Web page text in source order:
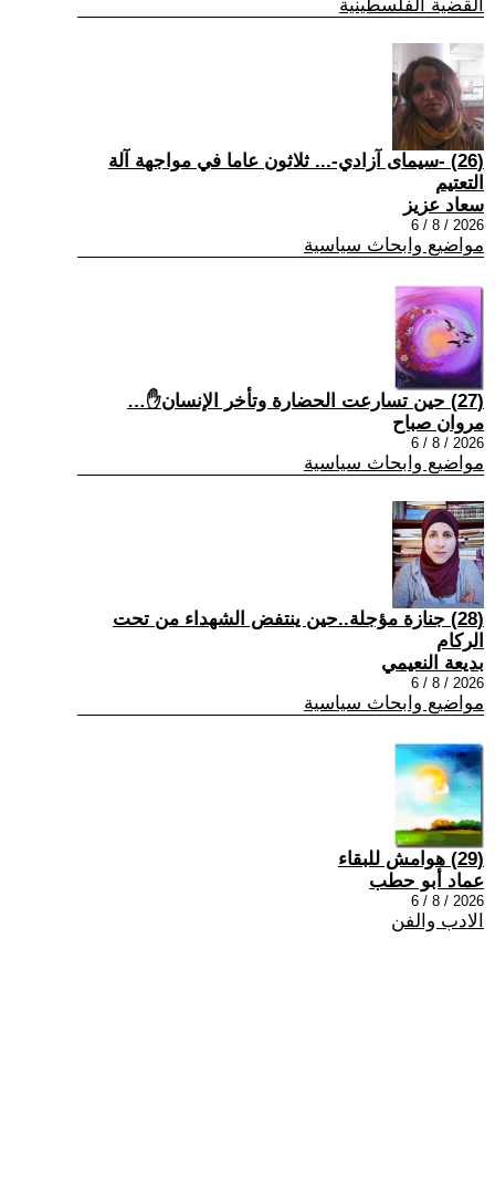
القضية الفلسطينية
(26) -سيمای آزادي-... ثلاثون عاما في مواجهة آلة
التعتيم
سعاد عزيز
2026 / 8 / 6
مواضيع وابحاث سياسية
(27) حين تسارعت الحضارة وتأخر الإنسان✋…
مروان صباح
2026 / 8 / 6
مواضيع وابحاث سياسية
(28) جنازة مؤجلة..حين ينتفض الشهداء من تحت
الركام
بديعة النعيمي
2026 / 8 / 6
مواضيع وابحاث سياسية
(29) هوامش للبقاء
عماد أبو حطب
2026 / 8 / 6
الادب والفن